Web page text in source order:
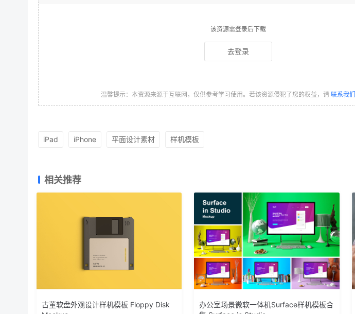
该资源需登录后下载
去登录
温馨提示：本资源来源于互联网，仅供参考学习使用。若该资源侵犯了您的权益，请 联系我们
iPad iPhone 平面设计素材 样机模板
相关推荐
古董软盘外观设计样机模板 Floppy Disk
办公室场景微软一体机Surface样机模板合